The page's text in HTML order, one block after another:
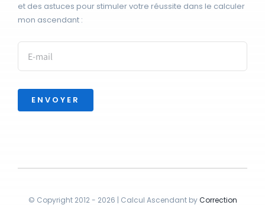
et des astuces pour stimuler votre réussite dans le calculer
mon ascendant :
ENVOYER
© Copyright 2012 - 2026 | Calcul Ascendant byCorrection